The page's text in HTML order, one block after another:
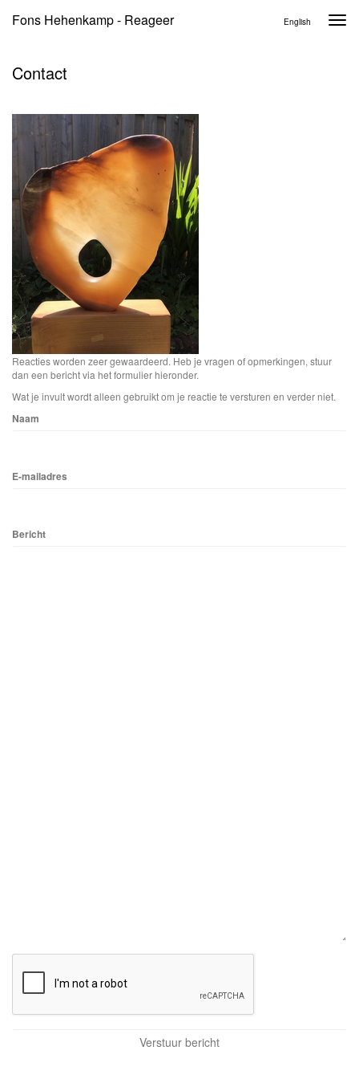
Fons Hehenkamp - Reageer English
Contact
Reacties worden zeer gewaardeerd. Heb je vragen of opmerkingen, stuur
dan een bericht via het formulier hieronder.
Wat je invult wordt alleen gebruikt om je reactie te versturen en verder niet.
Naam
E-mailadres
Bericht